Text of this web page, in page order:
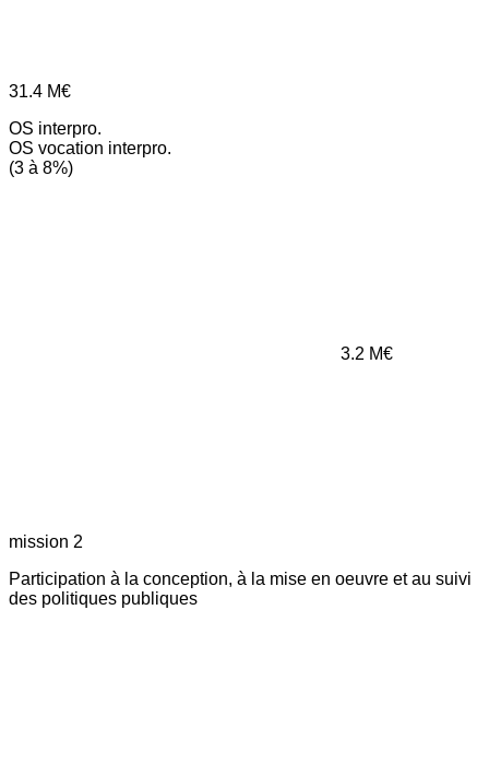
31.4 M€
OS interpro.
OS vocation interpro.
(3 à 8%)
3.2 M€
mission 2
Participation à la conception, à la mise en oeuvre et au suivi
des politiques publiques